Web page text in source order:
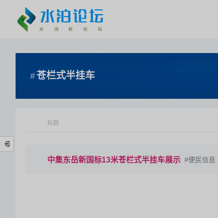
苍栏式半挂车
标题
中集东岳新国标13米苍栏式半挂车展示 便民信息